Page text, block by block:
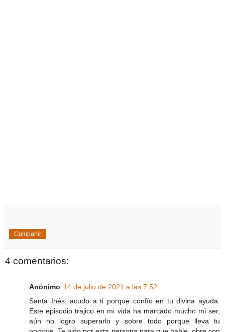
Compartir
4 comentarios:
Anónimo 14 de julio de 2021 a las 7:52
Santa Inés, acudo a ti porque confío en tu divina ayuda.
Este episodio trajico en mi vida ha marcado mucho mi ser,
aún no logro superarlo y sobre todo porque lleva tu